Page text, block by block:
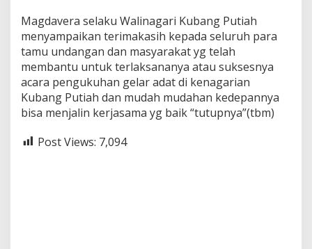
Magdavera selaku Walinagari Kubang Putiah
menyampaikan terimakasih kepada seluruh para
tamu undangan dan masyarakat yg telah
membantu untuk terlaksananya atau suksesnya
acara pengukuhan gelar adat di kenagarian
Kubang Putiah dan mudah mudahan kedepannya
bisa menjalin kerjasama yg baik “tutupnya”(tbm)
Post Views: 7,094